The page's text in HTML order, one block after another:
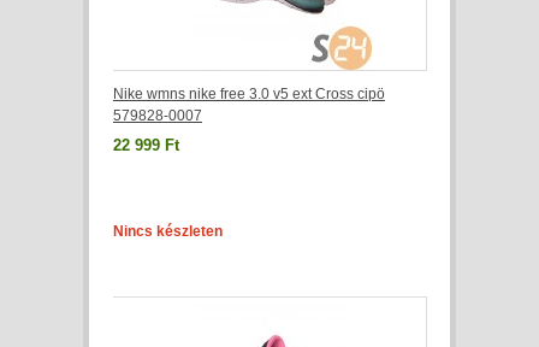
Nike wmns nike free 3.0 v5 ext Cross cipö
579828-0007
22 999 Ft
Nincs készleten